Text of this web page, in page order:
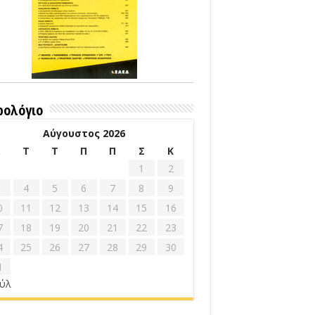
Αύγουστος 2026
Τ Τ Π Π Σ
Κ
1
2
4 5 6 7 8
9
11 12 13 14 15
16
18 19 20 21 22
23
25 26 27 28 29
30